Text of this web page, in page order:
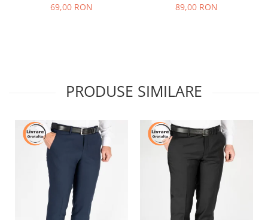
69,00 RON
89,00 RON
PRODUSE SIMILARE